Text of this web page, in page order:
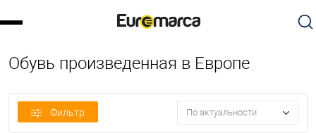
Обувь произведенная в Европе
Фильтр По актуальности